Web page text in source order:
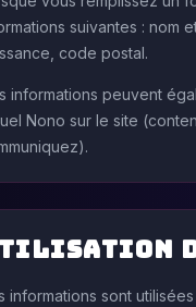
suivantes : nom
code postal.
informations peuvent
Nono sur le site
informations sont